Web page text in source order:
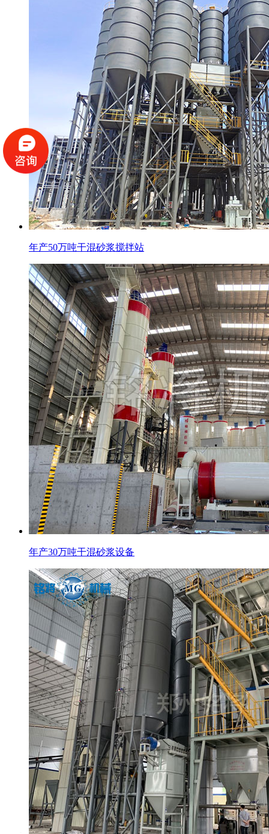
年产50万吨干混砂浆搅拌站
年产30万吨干混砂浆设备